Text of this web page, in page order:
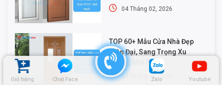
Giỏ hàng Chat Face Zalo Youtube
04 Tháng 02, 2026
TOP 60+ Mẫu Cửa Nhà Đẹp
Hiện Đại, Sang Trọng Xu
Hướng Mới Nhất
04 Tháng 02, 2026